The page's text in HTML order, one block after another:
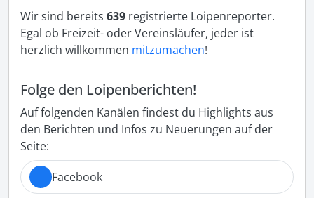
Wir sind bereits 639 registrierte Loipenreporter.
Egal ob Freizeit- oder Vereinsläufer, jeder ist
herzlich willkommen mitzumachen!
Folge den Loipenberichten!
Auf folgenden Kanälen findest du Highlights aus
den Berichten und Infos zu Neuerungen auf der
Seite:
Facebook